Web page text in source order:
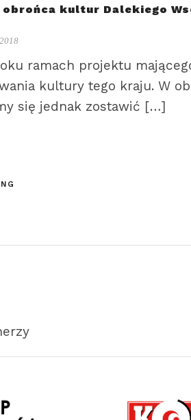
kultur Dalekiego
ramach projektu
kultury tego kraju. W
się jednak zostawić […]